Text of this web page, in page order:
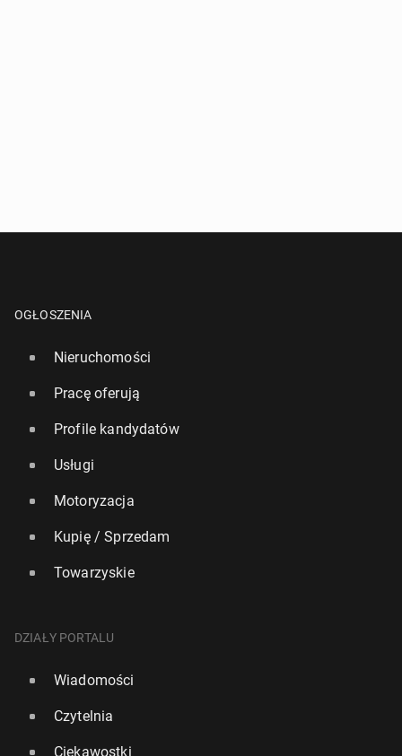
OGŁOSZENIA
Nieruchomości
Pracę oferują
Profile kandydatów
Usługi
Motoryzacja
Kupię / Sprzedam
Towarzyskie
DZIAŁY PORTALU
Wiadomości
Czytelnia
Ciekawostki